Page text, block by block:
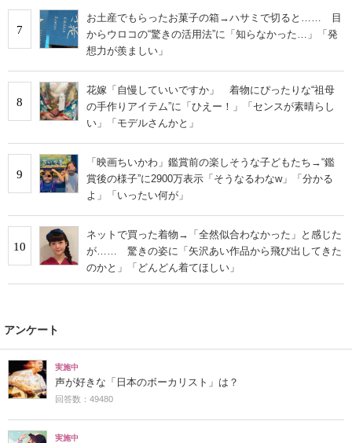
7
お土産でもらったお菓子の箱→ハサミで切ると…… 目
からウロコの“驚きの活用法”に「知らなかった…」「発
想力が羨ましい」
8
花嫁「自慢していいですか」 着物にぴったりな“祖母
の手作りアイテム”に「ひえー！」「センスが素晴らし
い」「モデルさんかと」
9
「映画ちいかわ」鑑賞前の楽しそうな子どもたち→“鑑
賞後の様子”に2900万表示「そうなるわなw」「分かる
よ」「いったい何が」
10
ネットで買った着物→「全然似合わなかった」と感じた
が…… 驚きの姿に「矢沢あい作品から飛び出してきた
のかと」「どんどん着てほしい」
アンケート
実施中
声が好きな「日本のボーカリスト」は？
回答数：49480
実施中